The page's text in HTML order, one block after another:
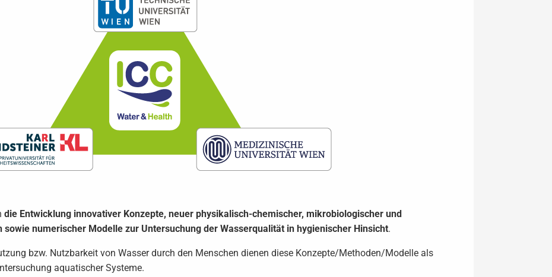
die Entwicklung innovativer Konzepte, neuer physikalisch-chemischer, mikrobiologischer und
numerischer Modelle zur Untersuchung der Wasserqualität in hygienischer Hinsicht.
bzw. Nutzbarkeit von Wasser durch den Menschen dienen diese Konzepte/Methoden/Modelle als
aquatischer Systeme.